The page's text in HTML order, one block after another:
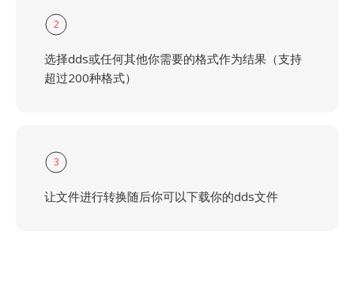
2
选择dds或任何其他你需要的格式作为结果（支持
超过200种格式）
3
让文件进行转换随后你可以下载你的dds文件